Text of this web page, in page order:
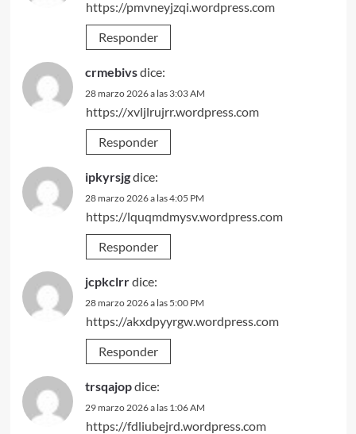
https://pmvneyjzqi.wordpress.com
Responder
crmebivsdice:
28 marzo 2026 a las 3:03 AM
https://xvljlrujrr.wordpress.com
Responder
ipkyrsjgdice:
28 marzo 2026 a las 4:05 PM
https://lquqmdmysv.wordpress.com
Responder
jcpkclrrdice:
28 marzo 2026 a las 5:00 PM
https://akxdpyyrgw.wordpress.com
Responder
trsqajopdice:
29 marzo 2026 a las 1:06 AM
https://fdliubejrd.wordpress.com